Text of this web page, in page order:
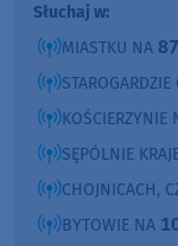
Słuchaj w:
MIASTKU NA
KOŚCIERZYNIE
SĘPÓLNIE
CHOJNICACH,
BYTOWIE NA